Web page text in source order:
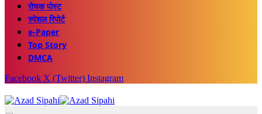
रोचक पोस्ट
स्पेशल रिपोर्ट
e-Paper
Top Story
DMCA
Facebook X (Twitter) Instagram